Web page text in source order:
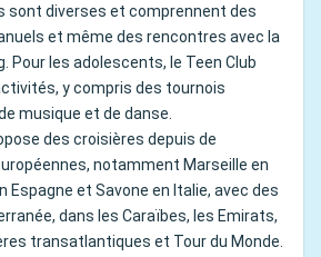
sont diverses et comprennent des
et même des rencontres avec la
Pour les adolescents, le Teen Club
y compris des tournois
musique et de danse.
des croisières depuis de
notamment Marseille en
Espagne et Savone en Italie, avec des
dans les Caraïbes, les Emirats,
transatlantiques et Tour du Monde.